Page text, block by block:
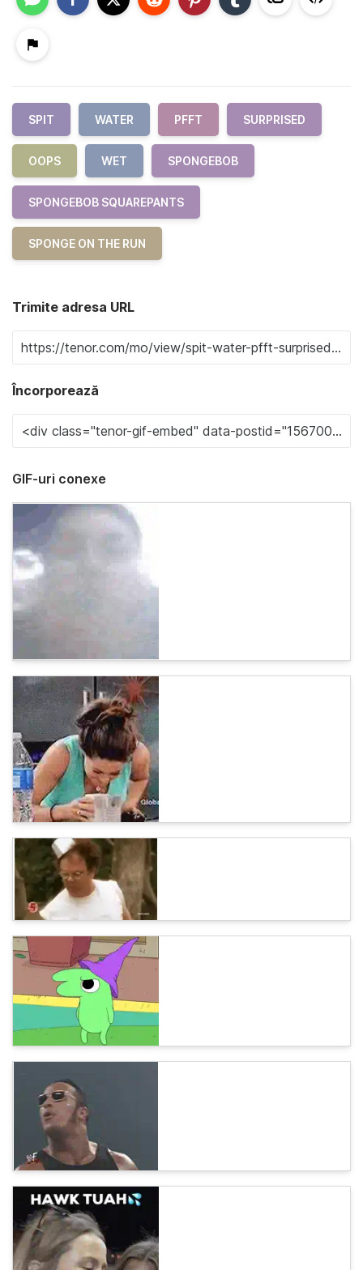
SPIT WATER PFFT SURPRISED
OOPS WET SPONGEBOB
SPONGEBOB SQUAREPANTS
SPONGE ON THE RUN
Trimite adresa URL
Încorporează
GIF-uri conexe